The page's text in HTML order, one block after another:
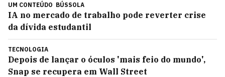
UM CONTEÚDO BÚSSOLA
IA no mercado de trabalho pode reverter crise
da dívida estudantil
TECNOLOGIA
Depois de lançar o óculos 'mais feio do mundo',
Snap se recupera em Wall Street